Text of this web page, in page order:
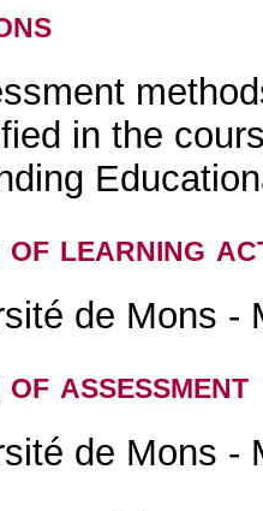
in the
of learning
de Mons -
assessment
de Mons -